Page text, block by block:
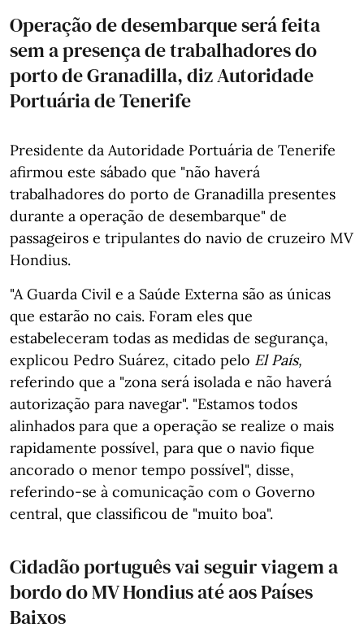
Operação de desembarque será feita
sem a presença de trabalhadores do
porto de Granadilla, diz Autoridade
Portuária de Tenerife
Presidente da Autoridade Portuária de Tenerife
afirmou este sábado que "não haverá
trabalhadores do porto de Granadilla presentes
durante a operação de desembarque" de
passageiros e tripulantes do navio de cruzeiro MV
Hondius.
"A Guarda Civil e a Saúde Externa são as únicas
que estarão no cais. Foram eles que
estabeleceram todas as medidas de segurança,
explicou Pedro Suárez, citado pelo El País,
referindo que a "zona será isolada e não haverá
autorização para navegar". "Estamos todos
alinhados para que a operação se realize o mais
rapidamente possível, para que o navio fique
ancorado o menor tempo possível", disse,
referindo-se à comunicação com o Governo
central, que classificou de "muito boa".
Cidadão português vai seguir viagem a
bordo do MV Hondius até aos Países
Baixos